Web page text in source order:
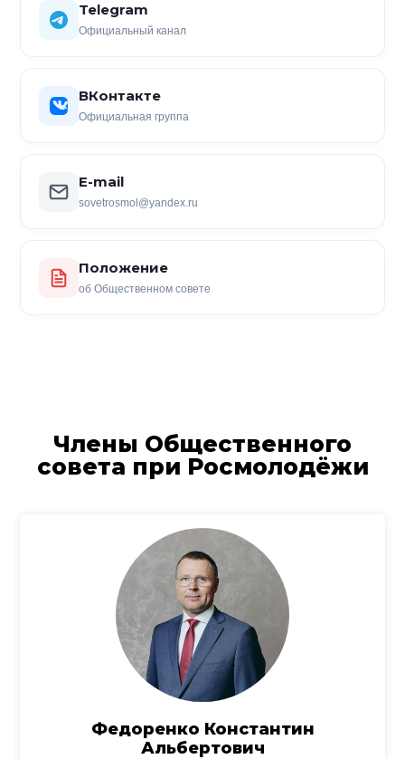
Telegram
Официальный канал
ВКонтакте
Официальная группа
E-mail
sovetrosmol@yandex.ru
Положение
об Общественном совете
Члены Общественного
совета при Росмолодёжи
Федоренко Константин
Альбертович